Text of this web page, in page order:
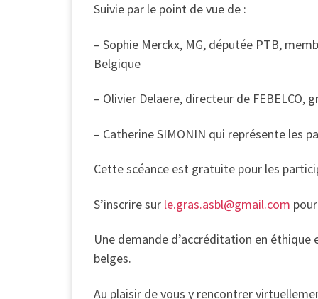
Suivie par le point de vue de :
– Sophie Merckx, MG, députée PTB,
Belgique
– Olivier Delaere, directeur de
– Catherine SIMONIN qui représente les
Cette scéance est gratuite pour les
S’inscrire sur le.gras.asbl@gmail.com
Une demande d’accréditation en
belges.
Au plaisir de vous y rencontrer